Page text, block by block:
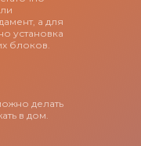
а для
установка
блоков.
делать
в дом.